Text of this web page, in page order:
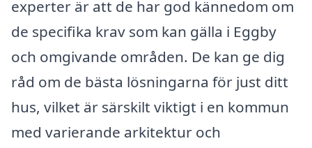
experter är att de har god kännedom om
de specifika krav som kan gälla i Eggby
och omgivande områden. De kan ge dig
råd om de bästa lösningarna för just ditt
hus, vilket är särskilt viktigt i en kommun
med varierande arkitektur och